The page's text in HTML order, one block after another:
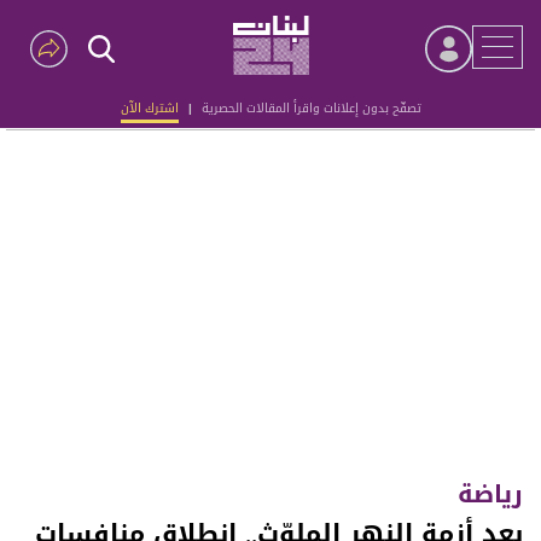
تصفّح بدون إعلانات واقرأ المقالات الحصرية | اشترك الآن
Advertisement
رياضة